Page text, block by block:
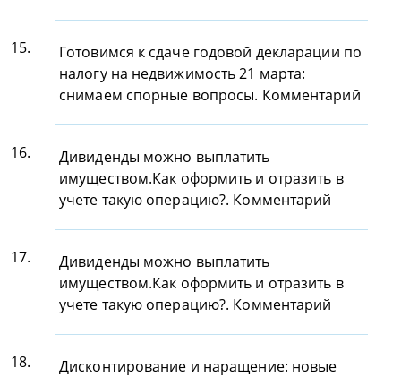
15.
Готовимся к сдаче годовой декларации по
налогу на недвижимость 21 марта:
снимаем спорные вопросы. Комментарий
16.
Дивиденды можно выплатить
имуществом.Как оформить и отразить в
учете такую операцию?. Комментарий
17.
Дивиденды можно выплатить
имуществом.Как оформить и отразить в
учете такую операцию?. Комментарий
18.
Дисконтирование и наращение: новые